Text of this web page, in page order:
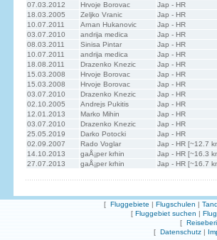
07.03.2012
Hrvoje Borovac
Jap - HR
18.03.2005
Zeljko Vranic
Jap - HR
10.07.2011
Arnan Hukanovic
Jap - HR
03.07.2010
andrija medica
Jap - HR
08.03.2011
Sinisa Pintar
Jap - HR
10.07.2011
andrija medica
Jap - HR
18.08.2011
Drazenko Knezic
Jap - HR
15.03.2008
Hrvoje Borovac
Jap - HR
15.03.2008
Hrvoje Borovac
Jap - HR
03.07.2010
Drazenko Knezic
Jap - HR
02.10.2005
Andrejs Pukitis
Jap - HR
12.01.2013
Marko Mihin
Jap - HR
03.07.2010
Drazenko Knezic
Jap - HR
25.05.2019
Darko Potocki
Jap - HR
02.09.2007
Rado Voglar
Jap - HR [~12.7
14.10.2013
gaÅ¡per krhin
Jap - HR [~16.3
27.07.2013
gaÅ¡per krhin Jap - HR [~16.7
[ Fluggebiete | Flugschulen |
[ Fluggebiet suchen |
[
[ Datenschutz |